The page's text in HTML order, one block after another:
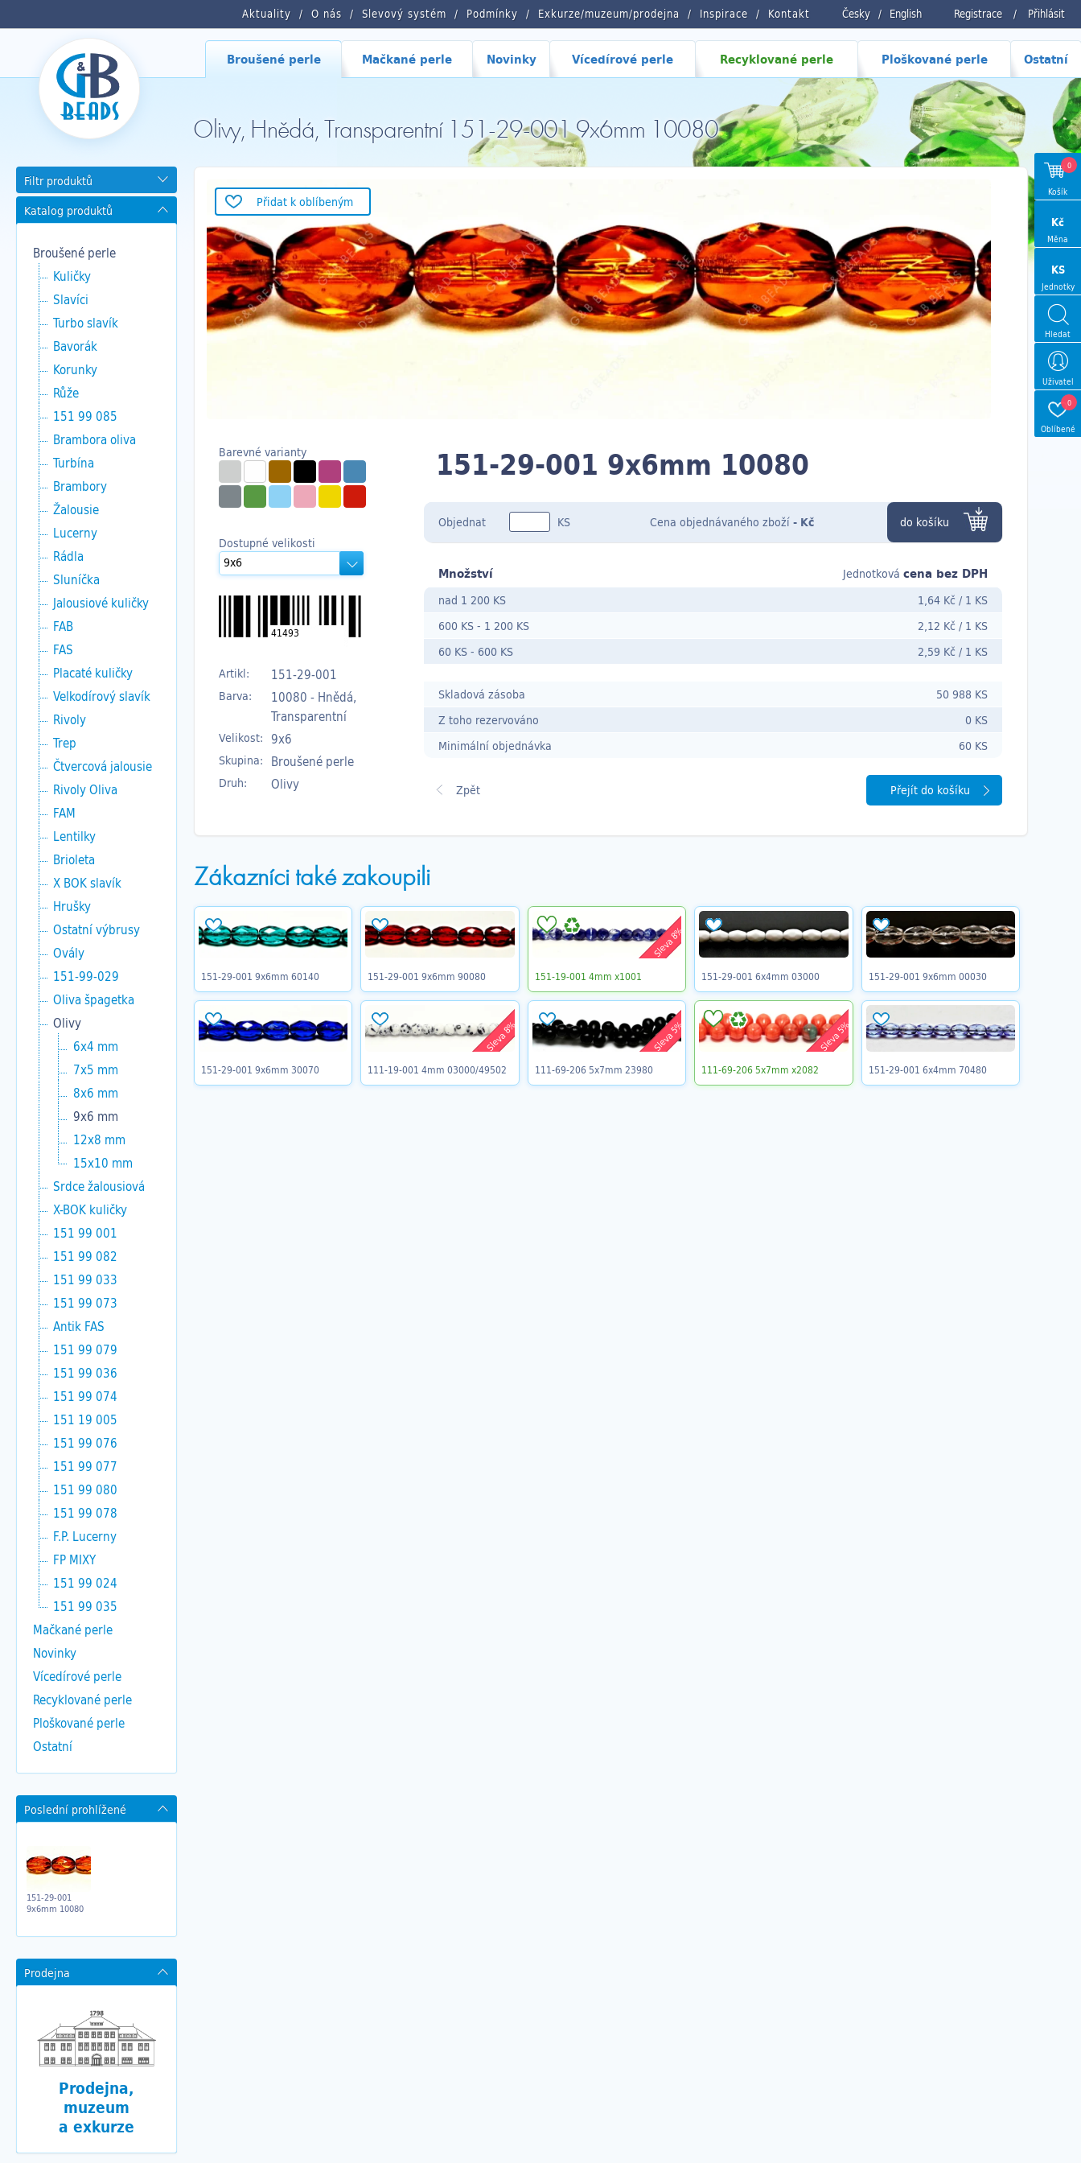
Registrace / Přihlásit
Česky / English
Aktuality O nás Slevový systém Podmínky Exkurze/muzeum/prodejna Inspirace Kontakt
Broušené perle Mačkané perle Novinky Vícedírové perle Recyklované perle Ploškované perle Ostatní
Olivy, Hnědá, Transparentní 151-29-001 9x6mm 10080
Filtr produktů
Katalog produktů
Broušené perle
Kuličky
Slavíci
Turbo slavík
Bavorák
Korunky
Růže
151 99 085
Brambora oliva
Turbína
Brambory
Žalousie
Lucerny
Rádla
Sluníčka
Jalousiové kuličky
FAB
FAS
Placaté kuličky
Velkodírový slavík
Rivoly
Trep
Čtvercová jalousie
Rivoly Oliva
FAM
Lentilky
Brioleta
X BOK slavík
Hrušky
Ostatní výbrusy
Ovály
151-99-029
Oliva špagetka
Olivy
6x4 mm
7x5 mm
8x6 mm
9x6 mm
12x8 mm
15x10 mm
Srdce žalousiová
X-BOK kuličky
151 99 001
151 99 082
151 99 033
151 99 073
Antik FAS
151 99 079
151 99 036
151 99 074
151 19 005
151 99 076
151 99 077
151 99 080
151 99 078
F.P. Lucerny
FP MIXY
151 99 024
151 99 035
Mačkané perle
Novinky
Vícedírové perle
Recyklované perle
Ploškované perle
Ostatní
Poslední prohlížené
151-29-001
9x6mm 10080
Prodejna
Prodejna,
muzeum
a exkurze
Přidat k oblíbeným
Barevné varianty
Dostupné velikosti
41493
Artikl: 151-29-001
Barva:
10080 - Hnědá,
Transparentní
Velikost: 9x6
Skupina: Broušené perle
Druh: Olivy
151-29-001 9x6mm 10080
Objednat KS Cena objednávaného zboží- Kč do košíku
Množství Jednotková cena bez DPH
nad 1 200 KS 1,64 Kč / 1 KS
600 KS- 1 200 KS 2,12 Kč / 1 KS
60 KS- 600 KS 2,59 Kč / 1 KS
Skladová zásoba
50 988 KS
Z toho rezervováno
0 KS
Minimální objednávka
60 KS
Přejít do košíku
Zákazníci také zakoupili
151-29-001 9x6mm 60140 151-29-001 9x6mm 90080
Sleva 8%
151-19-001 4mm x1001 151-29-001 6x4mm 03000 151-29-001 9x6mm 00030
151-29-001 9x6mm 30070
Sleva 8%
111-19-001 4mm 03000/49502
Sleva 5%
111-69-206 5x7mm 23980
Sleva 5%
111-69-206 5x7mm x2082 151-29-001 6x4mm 70480
0
Košík
Kč
Měna
KS
Jednotky
Hledat
Uživatel
0
Oblíbené